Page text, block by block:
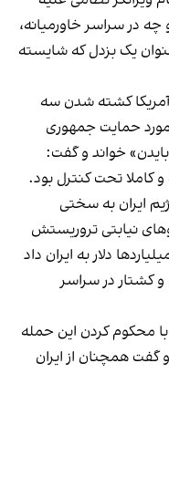
چه در سراسر خاورمیانه،
یک بزدل که شایسته
کشته شدن سه
مورد حمایت جمهوری
خواند و گفت:
تحت کنترل بود.
ایران به سختی
نیابتی تروریستش
دلار به ایران داد
کشتار در سراسر
با محکوم کردن این حمله
گفت همچنان از ایران